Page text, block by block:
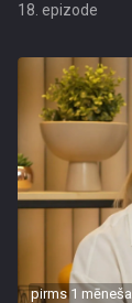
18. epizode
pirms 1 mēneša